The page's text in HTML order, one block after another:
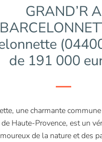
GRAND’R A
de 191 000
une charmante
Haute-Provence, est un
de la nature et des